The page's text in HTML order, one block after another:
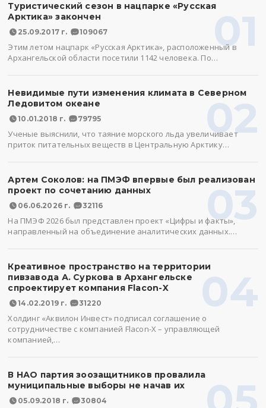
01
Туристический сезон в нацпарке «Русская
Арктика» закончен
25.09.2017 г. 109067
Этим летом нацпарк «Русская Арктика», расположенный в
Архангельской области посетили 1142 человека. По…
02
Невидимые пути изменения климата в Северном
Ледовитом океане
10.01.2018 г. 79795
Ученые выяснили, что таяние морского льда увеличивает
приток питательных веществ в Центральную Арктику…
03
Артем Соколов: на ПМЭФ впервые был реализован
проект по сочетанию данных
06.06.2026 г. 32116
На ПМЭФ 2026 был представлен проект «Цифры и факты»,
направленный на объединение аналитических данных.…
04
Креативное пространство на территории
пивзавода А. Суркова в Архангельске
спроектирует компания Flacon-X
14.02.2019 г. 31220
Холдинг «Аквилон Инвест» подписал соглашение о
сотрудничестве с компанией Flacon-X – управляющей
компанией,…
В НАО партия зоозащитников провалила
муниципальные выборы не начав их
05.09.2018 г. 30804